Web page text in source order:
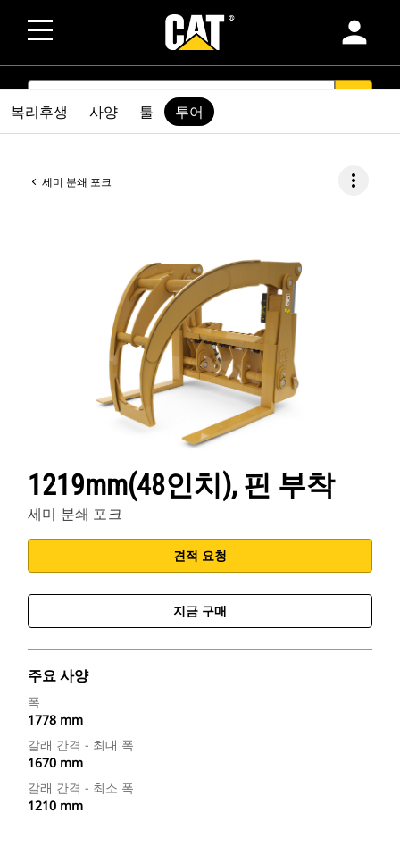
person
SEARCH
세미 분쇄 포크 more_vert
1219mm(48인치), 핀 부착
세미 분쇄 포크
견적 요청
지금 구매
주요 사양
폭
1778 mm
갈래 간격 - 최대 폭
1670 mm
갈래 간격 - 최소 폭
1210 mm
복리후생 사양 툴 투어